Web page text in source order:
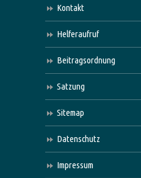
Kontakt
Helferaufruf
Beitragsordnung
Satzung
Sitemap
Datenschutz
Impressum